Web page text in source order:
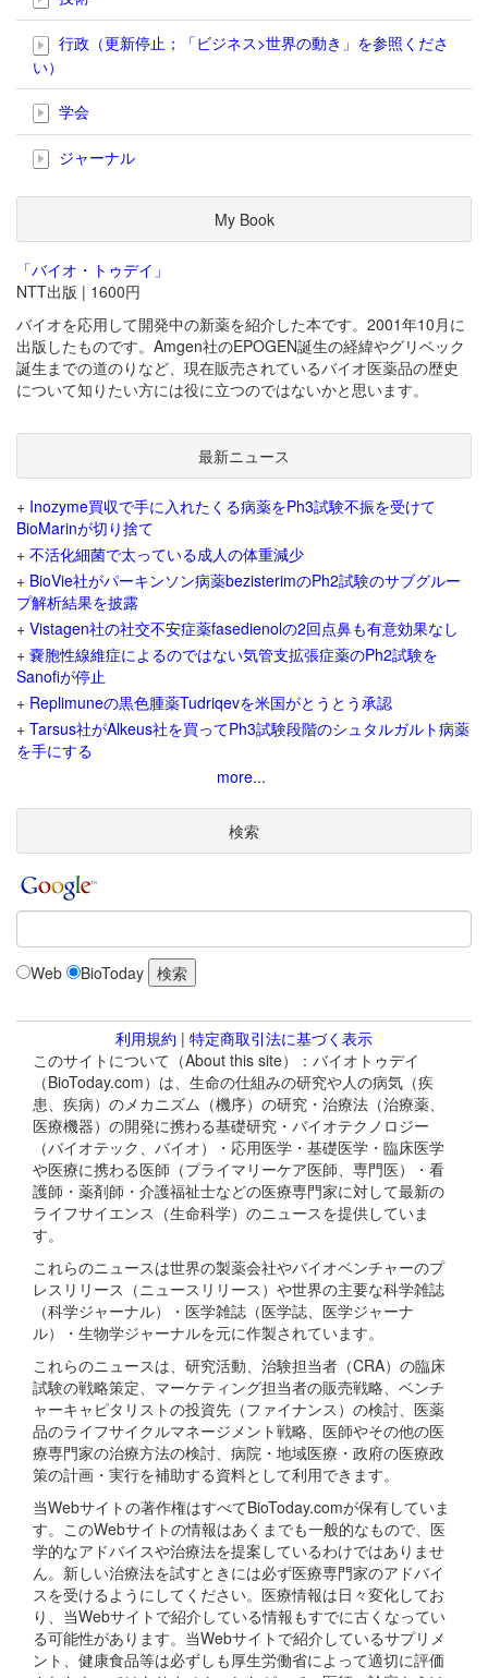
行政（更新停止；「ビジネス>世界の動き」を参照くださ
い）
学会
ジャーナル
My Book
「バイオ・トゥデイ」
NTT出版 | 1600円
バイオを応用して開発中の新薬を紹介した本です。2001年10月に
出版したものです。Amgen社のEPOGEN誕生の経緯やグリベック
誕生までの道のりなど、現在販売されているバイオ医薬品の歴史
について知りたい方には役に立つのではないかと思います。
最新ニュース
+ Inozyme買収で手に入れたくる病薬をPh3試験不振を受けて
BioMarinが切り捨て
+ 不活化細菌で太っている成人の体重減少
+ BioVie社がパーキンソン病薬bezisterimのPh2試験のサブグルー
プ解析結果を披露
+ Vistagen社の社交不安症薬fasedienolの2回点鼻も有意効果なし
+ 嚢胞性線維症によるのではない気管支拡張症薬のPh2試験を
Sanofiが停止
+ Replimuneの黒色腫薬Tudriqevを米国がとうとう承認
+ Tarsus社がAlkeus社を買ってPh3試験段階のシュタルガルト病薬
を手にする
more...
検索
Web BioToday
利用規約 | 特定商取引法に基づく表示
このサイトについて（About this site）：バイオトゥデイ
（BioToday.com）は、生命の仕組みの研究や人の病気（疾
患、疾病）のメカニズム（機序）の研究・治療法（治療薬、
医療機器）の開発に携わる基礎研究・バイオテクノロジー
（バイオテック、バイオ）・応用医学・基礎医学・臨床医学
や医療に携わる医師（プライマリーケア医師、専門医）・看
護師・薬剤師・介護福祉士などの医療専門家に対して最新の
ライフサイエンス（生命科学）のニュースを提供していま
す。
これらのニュースは世界の製薬会社やバイオベンチャーのプ
レスリリース（ニュースリリース）や世界の主要な科学雑誌
（科学ジャーナル）・医学雑誌（医学誌、医学ジャーナ
ル）・生物学ジャーナルを元に作製されています。
これらのニュースは、研究活動、治験担当者（CRA）の臨床
試験の戦略策定、マーケティング担当者の販売戦略、ベンチ
ャーキャピタリストの投資先（ファイナンス）の検討、医薬
品のライフサイクルマネージメント戦略、医師やその他の医
療専門家の治療方法の検討、病院・地域医療・政府の医療政
策の計画・実行を補助する資料として利用できます。
当Webサイトの著作権はすべてBioToday.comが保有していま
す。このWebサイトの情報はあくまでも一般的なもので、医
学的なアドバイスや治療法を提案しているわけではありませ
ん。新しい治療法を試すときには必ず医療専門家のアドバイ
スを受けるようにしてください。医療情報は日々変化してお
り、当Webサイトで紹介している情報もすでに古くなってい
る可能性があります。当Webサイトで紹介しているサプリメ
ント、健康食品等は必ずしも厚生労働省によって適切に評価